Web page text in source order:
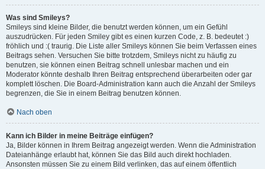
Was sind Smileys?
Smileys sind kleine Bilder, die benutzt werden können, um ein Gefühl
auszudrücken. Für jeden Smiley gibt es einen kurzen Code, z. B. bedeutet :)
fröhlich und :( traurig. Die Liste aller Smileys können Sie beim Verfassen eines
Beitrags sehen. Versuchen Sie bitte trotzdem, Smileys nicht zu häufig zu
benutzen, sie können einen Beitrag schnell unlesbar machen und ein
Moderator könnte deshalb Ihren Beitrag entsprechend überarbeiten oder gar
komplett löschen. Die Board-Administration kann auch die Anzahl der Smileys
begrenzen, die Sie in einem Beitrag benutzen können.
Nach oben
Kann ich Bilder in meine Beiträge einfügen?
Ja, Bilder können in Ihrem Beitrag angezeigt werden. Wenn die Administration
Dateianhänge erlaubt hat, können Sie das Bild auch direkt hochladen.
Ansonsten müssen Sie zu einem Bild verlinken, das auf einem öffentlich